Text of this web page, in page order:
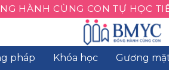
HÀNH CÙNG CON TỰ HỌC
pháp Khóa học Gương